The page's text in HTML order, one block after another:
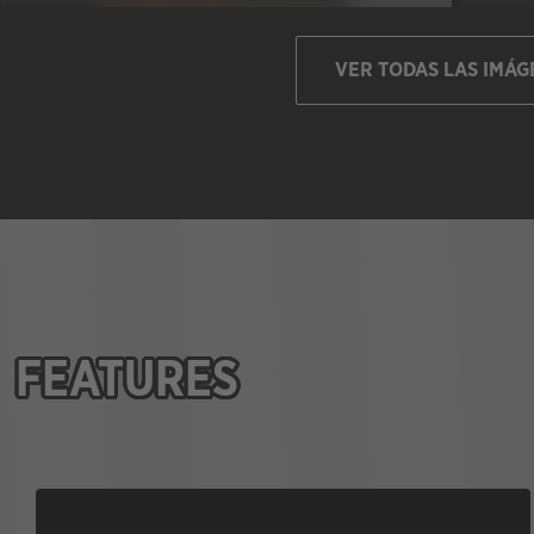
VER TODAS LAS
FEATURES